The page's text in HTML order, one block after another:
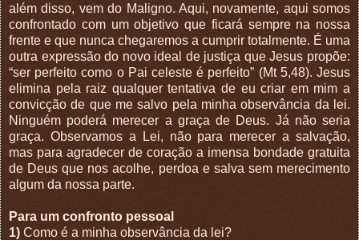
além disso, vem do Maligno. Aqui, novamente, aqui somos
confrontado com um objetivo que ficará sempre na nossa
frente e que nunca chegaremos a cumprir totalmente. É uma
outra expressão do novo ideal de justiça que Jesus propõe:
“ser perfeito como o Pai celeste é perfeito” (Mt 5,48). Jesus
elimina pela raiz qualquer tentativa de eu criar em mim a
convicção de que me salvo pela minha observância da lei.
Ninguém poderá merecer a graça de Deus. Já não seria
graça. Observamos a Lei, não para merecer a salvação,
mas para agradecer de coração a imensa bondade gratuita
de Deus que nos acolhe, perdoa e salva sem merecimento
algum da nossa parte.
Para um confronto pessoal
1) Como é a minha observância da lei?